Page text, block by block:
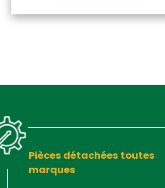
Pièces détachées toutes
marques